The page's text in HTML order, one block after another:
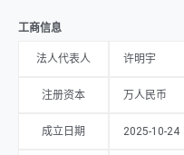
批）文件经营;法律、法规、国
主体自主选择经营。（一般项
活动；休闲娱乐用品设备出租
艺器材销售；日用品销售；保
可业务外，可自主依法经营法
工商信息
法人代表人 许明宇
注册资本 万人民币
成立日期 2025-10-24